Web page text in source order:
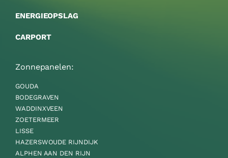
ENERGIEOPSLAG
CARPORT
Zonnepanelen:
GOUDA
BODEGRAVEN
WADDINXVEEN
ZOETERMEER
LISSE
HAZERSWOUDE RIJNDIJK
ALPHEN AAN DEN RIJN